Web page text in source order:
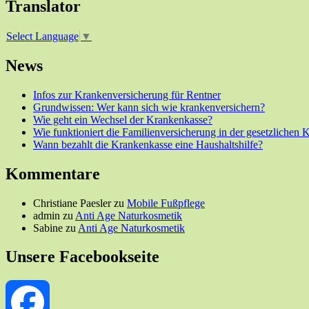
Translator
Select Language ▼
News
Infos zur Krankenversicherung für Rentner
Grundwissen: Wer kann sich wie krankenversichern?
Wie geht ein Wechsel der Krankenkasse?
Wie funktioniert die Familienversicherung in der gesetzlichen
Wann bezahlt die Krankenkasse eine Haushaltshilfe?
Kommentare
Christiane Paeslerzu Mobile Fußpflege
admin zu Anti Age Naturkosmetik
Sabine zu Anti Age Naturkosmetik
Unsere Facebookseite